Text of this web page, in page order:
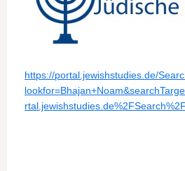
https://portal.jewishstudies.de/